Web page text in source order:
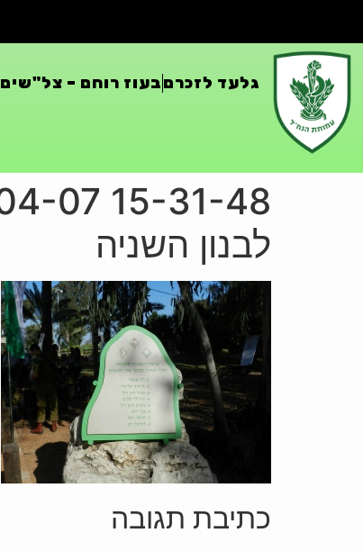
גלעד לזכרםבעוז רוחם – צל"שים
לבנון השניה
כתיבת תגובה